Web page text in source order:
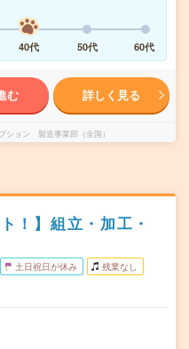
40代 50代 60代
む 詳しく見る
ション 製造事業部（全国）
！】組立・加工・
土日祝日が休み 残業なし